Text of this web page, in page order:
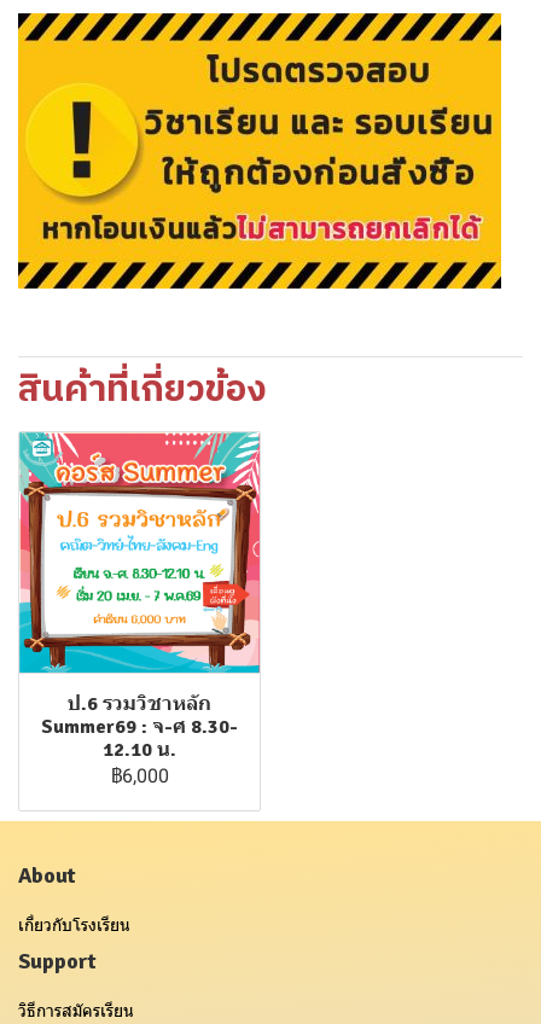
สินค้าที่เกี่ยวข้อง
ป.6 รวมวิชาหลัก
Summer69 : จ-ศ 8.30-
12.10 น.
฿6,000
About
เกี่ยวกับโรงเรียน
Support
วิธีการสมัครเรียน